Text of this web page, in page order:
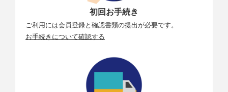
初回お手続き
ご利用には会員登録と確認書類の提出が必要です。
お手続きについて確認する